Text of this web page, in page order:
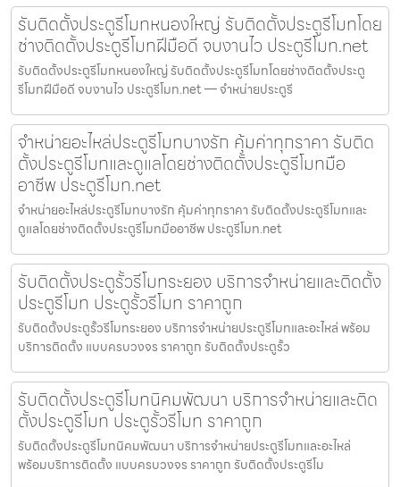
รับติดตั้งประตูรีโมทหนองใหญ่ รับติดตั้งประตูรีโมทโดย
ช่างติดตั้งประตูรีโมทฝีมือดี จบงานไว ประตูรีโมท.net
รับติดตั้งประตูรีโมทหนองใหญ่ รับติดตั้งประตูรีโมทโดยช่างติดตั้งประตู
รีโมทฝีมือดี จบงานไว ประตูรีโมท.net — จำหน่ายประตูรี
จำหน่ายอะไหล่ประตูรีโมทบางรัก คุ้มค่าทุกราคา รับติด
ตั้งประตูรีโมทและดูแลโดยช่างติดตั้งประตูรีโมทมือ
อาชีพ ประตูรีโมท.net
จำหน่ายอะไหล่ประตูรีโมทบางรัก คุ้มค่าทุกราคา รับติดตั้งประตูรีโมทและ
ดูแลโดยช่างติดตั้งประตูรีโมทมืออาชีพ ประตูรีโมท.net
รับติดตั้งประตูรั้วรีโมทระยอง บริการจำหน่ายและติดตั้ง
ประตูรีโมท ประตูรั้วรีโมท ราคาถูก
รับติดตั้งประตูรั้วรีโมทระยอง บริการจำหน่ายประตูรีโมทและอะไหล่ พร้อม
บริการติดตั้ง แบบครบวงจร ราคาถูก รับติดตั้งประตูรั้ว
รับติดตั้งประตูรีโมทนิคมพัฒนา บริการจำหน่ายและติด
ตั้งประตูรีโมท ประตูรั้วรีโมท ราคาถูก
รับติดตั้งประตูรีโมทนิคมพัฒนา บริการจำหน่ายประตูรีโมทและอะไหล่
พร้อมบริการติดตั้ง แบบครบวงจร ราคาถูก รับติดตั้งประตูรีโม